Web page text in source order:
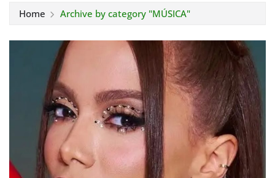
Home Archive by category "MÚSICA"